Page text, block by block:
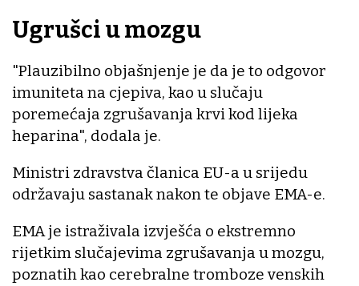
Ugrušci u mozgu
"Plauzibilno objašnjenje je da je to odgovor
imuniteta na cjepiva, kao u slučaju
poremećaja zgrušavanja krvi kod lijeka
heparina", dodala je.
Ministri zdravstva članica EU-a u srijedu
održavaju sastanak nakon te objave EMA-e.
EMA je istraživala izvješća o ekstremno
rijetkim slučajevima zgrušavanja u mozgu,
poznatih kao cerebralne tromboze venskih